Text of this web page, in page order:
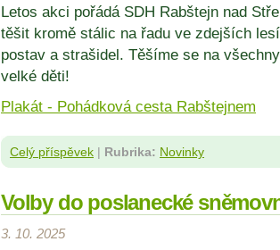
Letos akci pořádá SDH Rabštejn nad
těšit kromě stálic na řadu ve zdejších
postav a strašidel. Těšíme se na
velké děti!
Plakát - Pohádková cesta Rabštejnem
Celý příspěvek | Rubrika: Novinky
Volby do poslanecké
3. 10. 2025